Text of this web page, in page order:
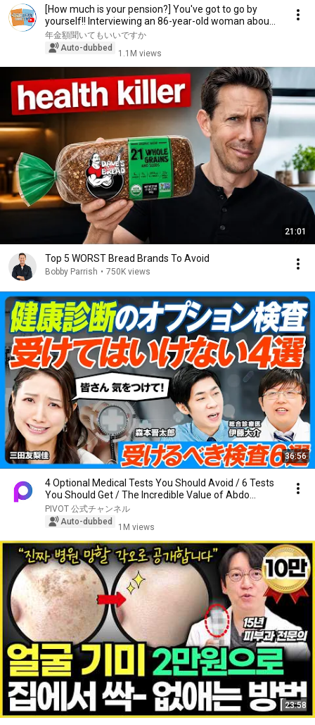
[How much is your pension?] You've got to go by
yourself!! Interviewing an 86-year-old woman abou...
年金額聞いてもいいですか
Auto-dubbed
1.1M views
21:01
Top 5 WORST Bread Brands To Avoid
Bobby Parrish • 750K views
36:56
4 Optional Medical Tests You Should Avoid / 6 Tests
You Should Get / The Incredible Value of Abdo...
PIVOT 公式チャンネル
Auto-dubbed
1M views
23:58